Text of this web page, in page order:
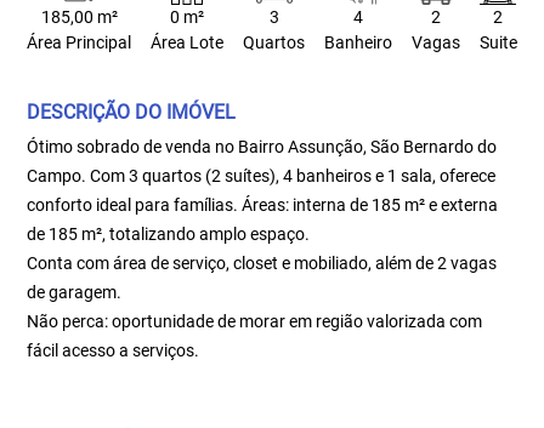
185,00 m²
Área Principal
0 m²
Área Lote
3
Quartos
4
Banheiro
2
Vagas
2
Suite
DESCRIÇÃO DO IMÓVEL
Ótimo sobrado de venda no Bairro Assunção, São Bernardo do
Campo. Com 3 quartos (2 suítes), 4 banheiros e 1 sala, oferece
conforto ideal para famílias. Áreas: interna de 185 m² e externa
de 185 m², totalizando amplo espaço.
Conta com área de serviço, closet e mobiliado, além de 2 vagas
de garagem.
Não perca: oportunidade de morar em região valorizada com
fácil acesso a serviços.